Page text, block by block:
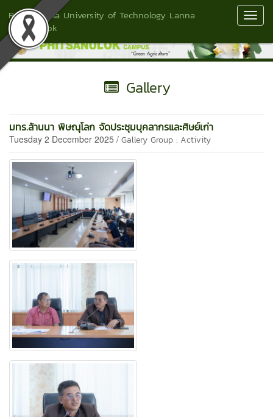
Rajamangala University of Technology Lanna
Phitsanulok
Gallery
มทร.ล้านนา พิษณุโลก จัดประชุมบุคลากรและศิษย์เก่า
Tuesday 2 December 2025 / Gallery Group : Activity